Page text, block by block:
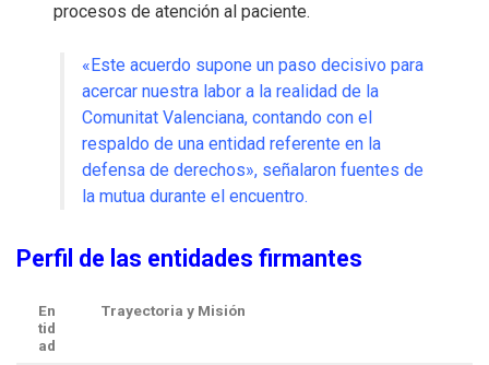
procesos de atención al paciente.
«Este acuerdo supone un paso decisivo para
acercar nuestra labor a la realidad de la
Comunitat Valenciana, contando con el
respaldo de una entidad referente en la
defensa de derechos», señalaron fuentes de
la mutua durante el encuentro.
Perfil de las entidades firmantes
En
tid
ad
Trayectoria y Misión